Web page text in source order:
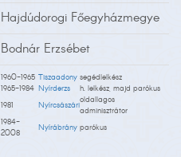
Hajdúdorogi Főegyházmegye
Bodnár Erzsébet
1960-1965 Tiszaadony segédlelkész
1965-1984 Nyírderzs
h. lelkész, majd parókus
1981
Nyírcsászárioldallagos
adminisztrátor
1984-
2008
Nyírábrány parókus